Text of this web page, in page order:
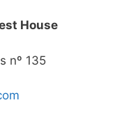
House
nº 135